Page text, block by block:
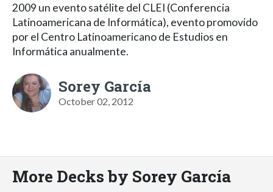
2009 un evento satélite del CLEI (Conferencia
Latinoamericana de Informática), evento promovido
por el Centro Latinoamericano de Estudios en
Informática anualmente.
Sorey García
October 02, 2012
More Decks by Sorey García